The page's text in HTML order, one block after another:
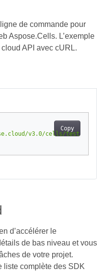
de commande pour
Aspose.Cells. L’exemple
API avec cURL.
Copy
v3.0/cells/test.xlsx/
d’accélérer le
de bas niveau et vous
de votre projet.
liste complète des SDK